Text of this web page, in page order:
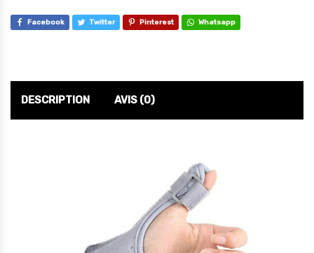
Facebook Twitter Pinterest Whatsapp
DESCRIPTION AVIS (0)